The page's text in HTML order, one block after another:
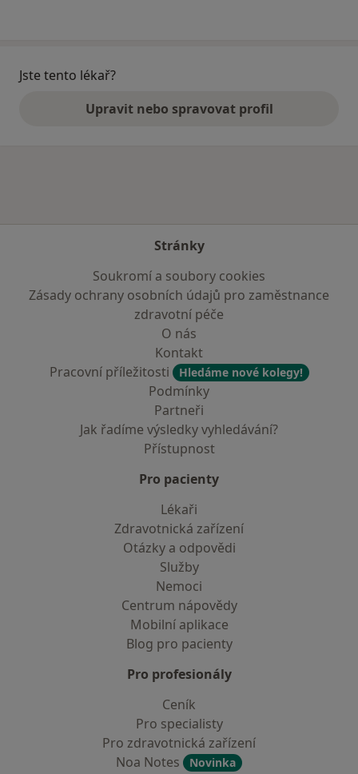
Jste tento lékař?
Upravit nebo spravovat profil
Stránky
Soukromí a soubory cookies
Zásady ochrany osobních údajů pro zaměstnance
zdravotní péče
O nás
Kontakt
Pracovní příležitosti
Hledáme nové kolegy!
Podmínky
Partneři
Jak řadíme výsledky vyhledávání?
Přístupnost
Pro pacienty
Lékaři
Zdravotnická zařízení
Otázky a odpovědi
Služby
Nemoci
Centrum nápovědy
Mobilní aplikace
Blog pro pacienty
Pro profesionály
Ceník
Pro specialisty
Pro zdravotnická zařízení
Noa Notes
Novinka